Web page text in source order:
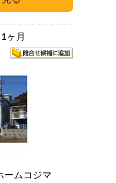
1ヶ月
ームコジマ